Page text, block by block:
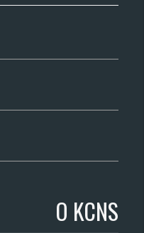
O KCNS